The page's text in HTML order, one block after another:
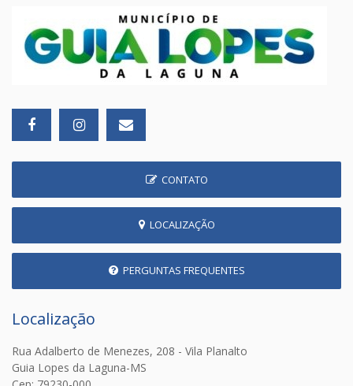
CONTATO
LOCALIZAÇÃO
PERGUNTAS FREQUENTES
Localização
Rua Adalberto de Menezes, 208 - Vila Planalto
Guia Lopes da Laguna-MS